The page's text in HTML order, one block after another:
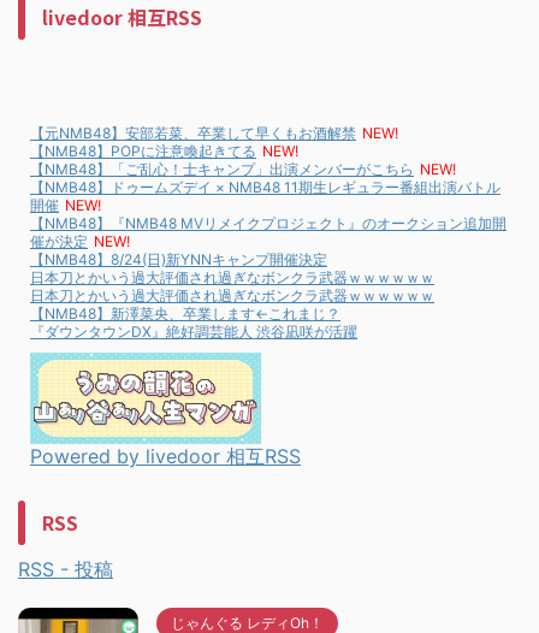
livedoor 相互RSS
【元NMB48】安部若菜、卒業して早くもお酒解禁 NEW!
【NMB48】POPに注意喚起きてる NEW!
【NMB48】「ご乱心！士キャンプ」出演メンバーがこちら NEW!
【NMB48】ドゥームズデイ × NMB48 11期生レギュラー番組出演バトル
開催 NEW!
【NMB48】『NMB48 MVリメイクプロジェクト』のオークション追加開
催が決定 NEW!
【NMB48】8/24(日)新YNNキャンプ開催決定
日本刀とかいう過大評価され過ぎなボンクラ武器ｗｗｗｗｗｗ
日本刀とかいう過大評価され過ぎなボンクラ武器ｗｗｗｗｗｗ
【NMB48】新澤菜央、卒業します←これまじ？
『ダウンタウンDX』絶好調芸能人 渋谷凪咲が活躍
Powered by livedoor 相互RSS
RSS
RSS - 投稿
じゃんぐる レディOh！